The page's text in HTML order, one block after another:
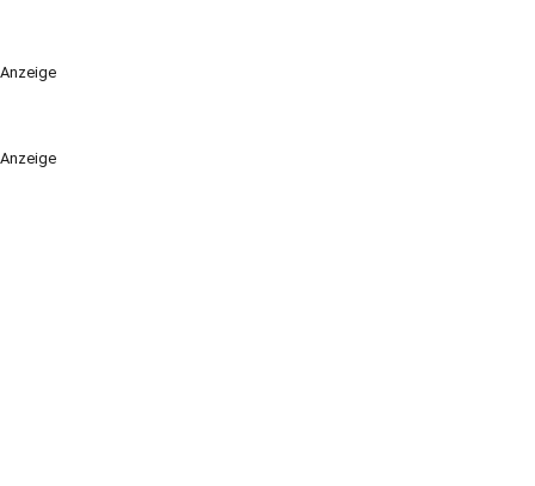
Anzeige
Anzeige